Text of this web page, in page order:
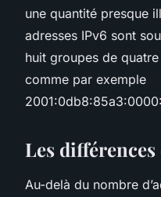
une quantité presque
adresses IPv6 sont
huit groupes de
comme par exemple
Les
Au-delà du nombre